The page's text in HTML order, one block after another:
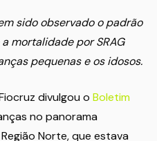
sido observado o padrão
mortalidade por SRAG
pequenas e os idosos.
divulgou o Boletim
no panorama
Norte, que estava